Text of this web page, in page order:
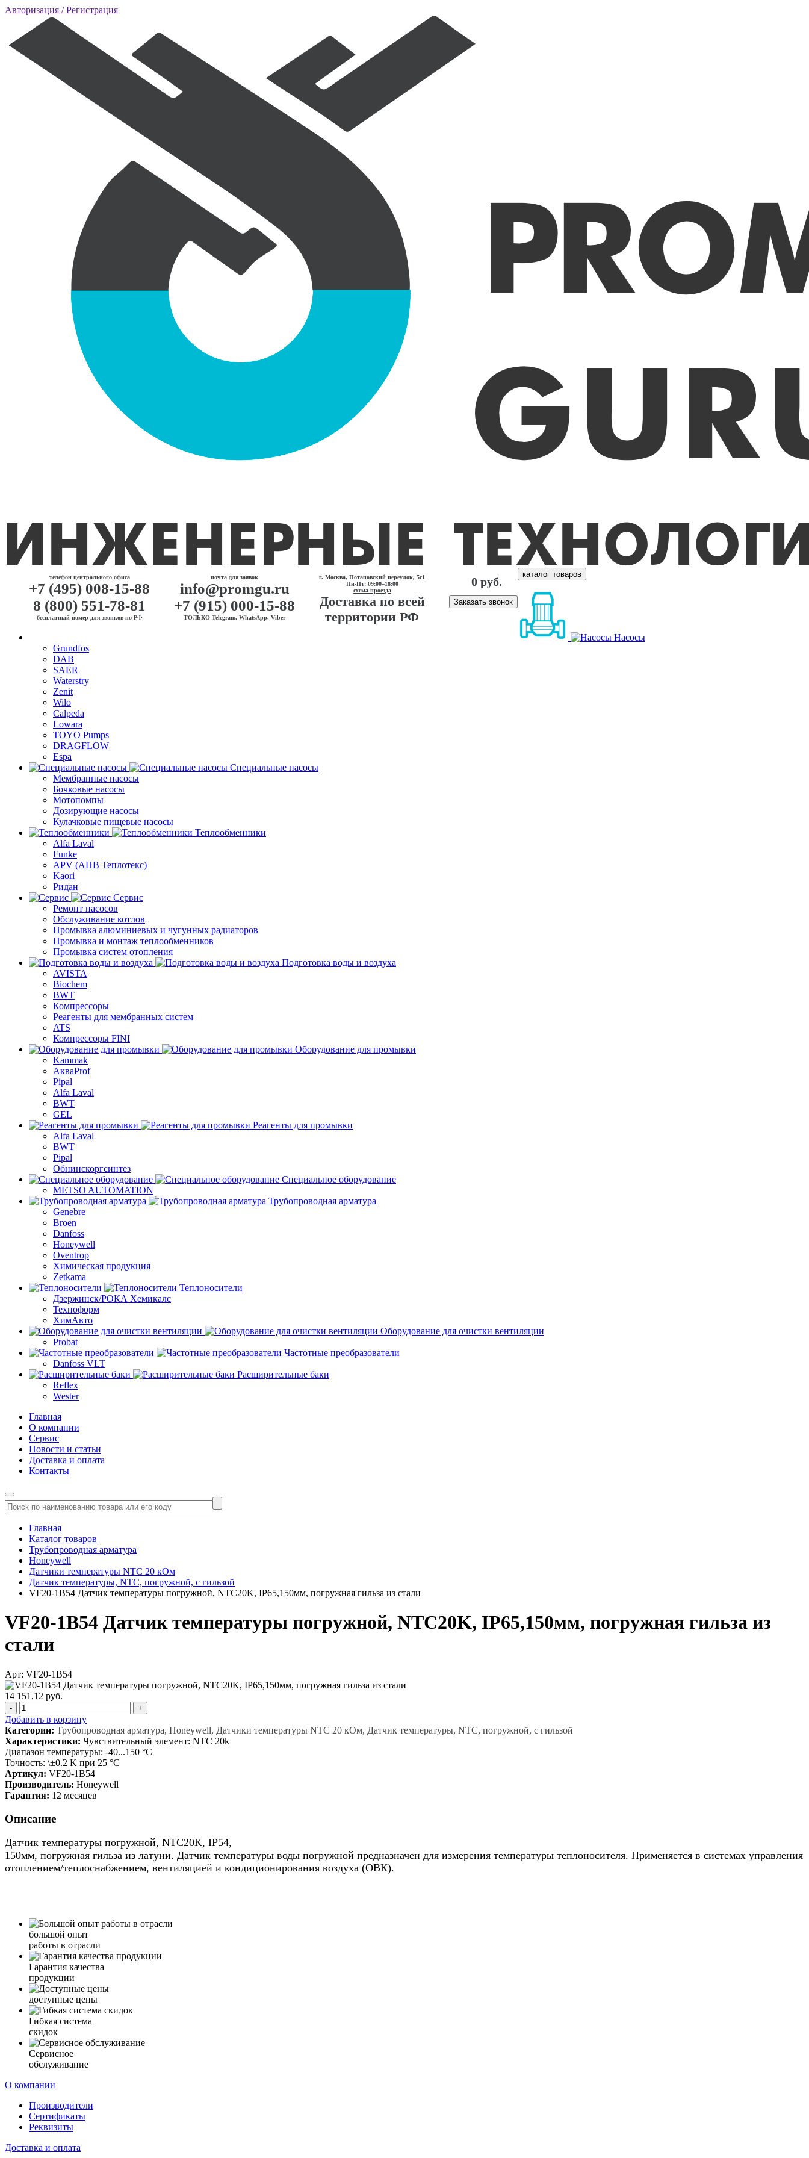
Авторизация / Регистрация
телефон центрального офиса
+7 (495) 008-15-88
8 (800) 551-78-81
бесплатный номер для звонков по РФ
почта для заявок
info@promgu.ru
+7 (915) 000-15-88
ТОЛЬКО Telegram, WhatsApp, Viber
г. Москва, Потаповский переулок, 5с1
Пн-Пт: 09:00–18:00
схема проезда
Доставка по всей
территории РФ
0 руб.
Заказать звонок
каталог товаров
Насосы
Grundfos
DAB
SAER
Waterstry
Zenit
Wilo
Calpeda
Lowara
TOYO Pumps
DRAGFLOW
Espa
Специальные насосы
Мембранные насосы
Бочковые насосы
Мотопомпы
Дозирующие насосы
Кулачковые пищевые насосы
Теплообменники
Alfa Laval
Funke
APV (АПВ Теплотекс)
Kaori
Ридан
Сервис
Ремонт насосов
Обслуживание котлов
Промывка алюминиевых и чугунных радиаторов
Промывка и монтаж теплообменников
Промывка систем отопления
Подготовка воды и воздуха
AVISTA
Biochem
BWT
Компрессоры
Реагенты для мембранных систем
ATS
Компрессоры FINI
Оборудование для промывки
Kammak
АкваProf
Pipal
Alfa Laval
BWT
GEL
Реагенты для промывки
Alfa Laval
BWT
Pipal
Обнинскоргсинтез
Специальное оборудование
METSO AUTOMATION
Трубопроводная арматура
Genebre
Broen
Danfoss
Honeywell
Oventrop
Химическая продукция
Zetkama
Теплоносители
Дзержинск/РОКА Хемикалс
Техноформ
ХимАвто
Оборудование для очистки вентиляции
Probat
Частотные преобразователи
Danfoss VLT
Расширительные баки
Reflex
Wester
Главная
О компании
Сервис
Новости и статьи
Доставка и оплата
Контакты
Главная
Каталог товаров
Трубопроводная арматура
Honeywell
Датчики температуры NTC 20 кОм
Датчик температуры, NTC, погружной, с гильзой
VF20-1B54 Датчик температуры погружной, NTC20K, IP65,150мм, погружная гильза из стали
VF20-1B54 Датчик температуры погружной, NTC20K, IP65,150мм, погружная гильза из
стали
Арт: VF20-1B54
14 151,12 руб.
- +
Добавить в корзину
Категории: Трубопроводная арматура, Honeywell, Датчики температуры NTC 20 кОм, Датчик температуры, NTC, погружной, с гильзой
Характеристики: Чувствительный элемент: NTC 20k
Диапазон температуры: -40...150 °C
Точность: \±0.2 K при 25 °C
Артикул: VF20-1B54
Производитель: Honeywell
Гарантия: 12 месяцев
Описание
Датчик температуры погружной, NTC20K, IP54,
150мм, погружная гильза из латуни. Датчик температуры воды погружной предназначен для измерения температуры теплоносителя. Применяется в системах управления
отоплением/теплоснабжением, вентиляцией и кондиционирования воздуха (ОВК).
большой опыт
работы в отрасли
Гарантия качества
продукции
доступные цены
Гибкая система
скидок
Сервисное
обслуживание
О компании
Производители
Сертификаты
Реквизиты
Доставка и оплата